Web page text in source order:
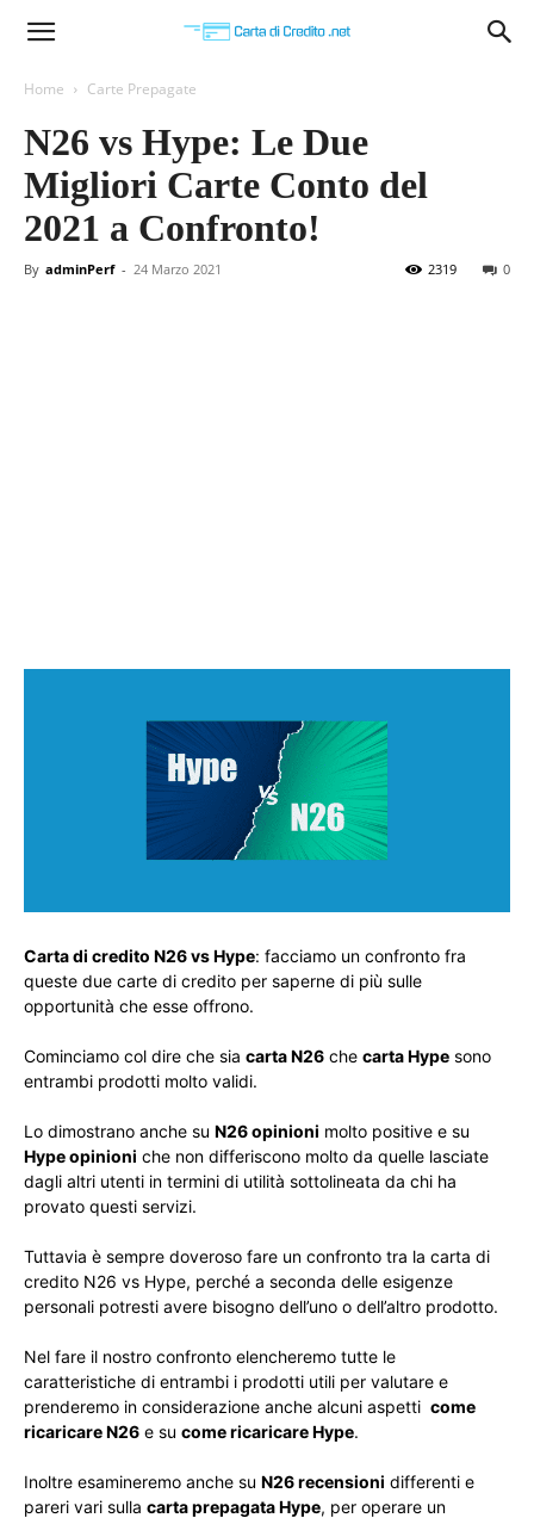
Carta
Credito
Home Carte Prepagate
N26 vs Hype: Le Due
Migliori Carte Conto del
2021 a Confronto!
By adminPerf - 24 Marzo 2021 0
2319
Carta di credito N26 vs Hype: facciamo un confronto fra
queste due carte di credito per saperne di più sulle
opportunità che esse offrono.
Cominciamo col dire che sia carta N26 che carta Hype sono
entrambi prodotti molto validi.
Lo dimostrano anche su N26 opinioni molto positive e su
Hype opinioni che non differiscono molto da quelle lasciate
dagli altri utenti in termini di utilità sottolineata da chi ha
provato questi servizi.
Tuttavia è sempre doveroso fare un confronto tra la carta di
credito N26 vs Hype, perché a seconda delle esigenze
personali potresti avere bisogno dell’uno o dell’altro prodotto.
Nel fare il nostro confronto elencheremo tutte le
caratteristiche di entrambi i prodotti utili per valutare e
prenderemo in considerazione anche alcuni aspetti come
ricaricare N26 e su come ricaricare Hype.
Inoltre esamineremo anche su N26 recensioni differenti e
pareri vari sulla carta prepagata Hype, per operare un